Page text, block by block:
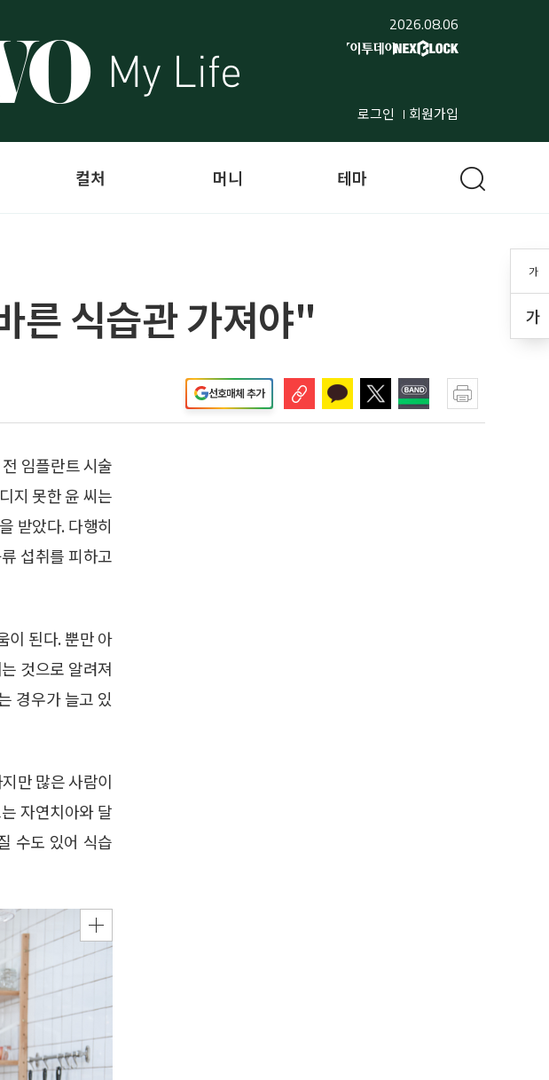
2026.08.06
로그인 회원가입
가
가
컬처 머니 테마
른 식습관 가져야"
선호매체 추가
임플란트 시술
지 못한 윤 씨는
받았다. 다행히
섭취를 피하고
이 된다. 뿐만 아
것으로 알려져
경우가 늘고 있
만 많은 사람이
자연치아와 달
수도 있어 식습